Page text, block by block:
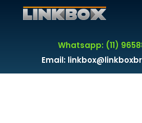
Whatsapp: (11)
Email: